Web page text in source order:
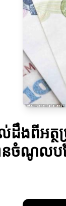
អត្ថប្រ
ណូលបន្ថែ